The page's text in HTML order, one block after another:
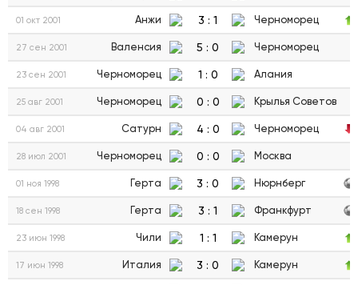
01 окт 2001 Анжи 3 : 1 Черноморец
27 сен 2001 Валенсия 5 : 0 Черноморец
23 сен 2001 Черноморец 1 : 0 Алания
25 авг 2001 Черноморец 0 : 0 Крылья Советов
04 авг 2001 Сатурн 4 : 0 Черноморец
28 июл 2001 Черноморец 0 : 0 Москва
01 ноя 1998 Герта 3 : 0 Нюрнберг
18 сен 1998 Герта 3 : 1 Франкфурт
23 июн 1998 Чили 1 : 1 Камерун
17 июн 1998 Италия 3 : 0 Камерун